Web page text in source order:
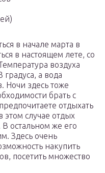
в начале марта в
в настоящем лете, со
воздуха
градуса, а вода
Ночи здесь тоже
брать с
отдыхать
этом случае отдых
остальном же его
Здесь очень
накупить
посетить множество